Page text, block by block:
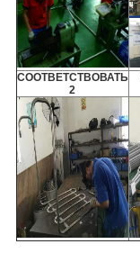
СООТВЕТСТВОВАТЬ
2